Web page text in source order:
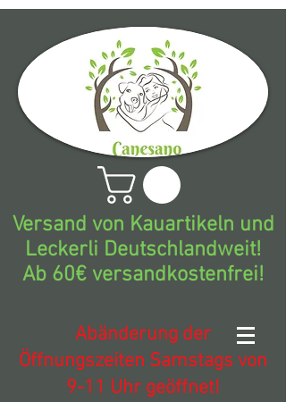
Versand von Kauartikeln und
Leckerli Deutschlandweit!
Ab 60€ versandkostenfrei!
Abänderung der
Öffnungszeiten Samstags von
9-11 Uhr geöffnet!